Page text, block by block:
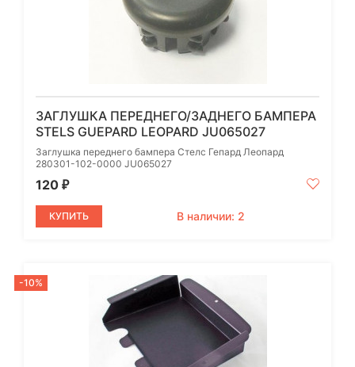
ЗАГЛУШКА ПЕРЕДНЕГО/ЗАДНЕГО БАМПЕРА
STELS GUEPARD LEOPARD JU065027
Заглушка переднего бампера Стелс Гепард Леопард
280301-102-0000 JU065027
120 ₽
КУПИТЬ В наличии: 2
-10%